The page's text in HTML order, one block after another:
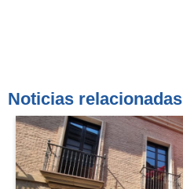
Noticias relacionadas